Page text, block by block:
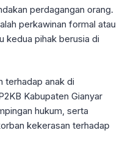
perdagangan orang.
perkawinan formal atau
kedua pihak berusia di
terhadap anak di
Kabupaten Gianyar
hukum, serta
kekerasan terhadap